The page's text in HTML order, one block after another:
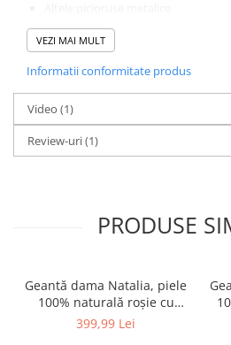
Produs lucrat manual in Italia din
superioara
VEZI MAI MULT
Informatii conformitate produs
Video (1)
Review-uri(1)
PRODUSE
Geantă dama Natalia, piele
100% naturală roșie cu
aspect matlasat 8001
399,99 Lei